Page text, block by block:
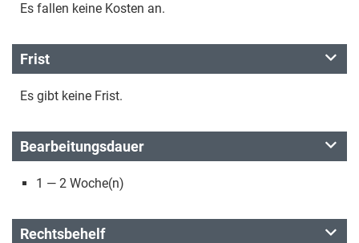
Es fallen keine Kosten an.
Frist
Es gibt keine Frist.
Bearbeitungsdauer
1 — 2 Woche(n)
Rechtsbehelf